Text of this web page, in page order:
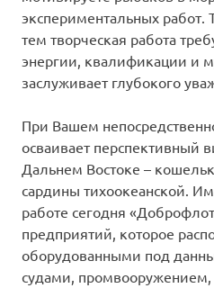
экспериментальных работ.
тем творческая работа
энергии, квалификации и
заслуживает глубокого
При Вашем
осваивает перспективный
Дальнем Востоке –
сардины тихоокеанской.
работе сегодня
предприятий, которое
оборудованными под
судами,